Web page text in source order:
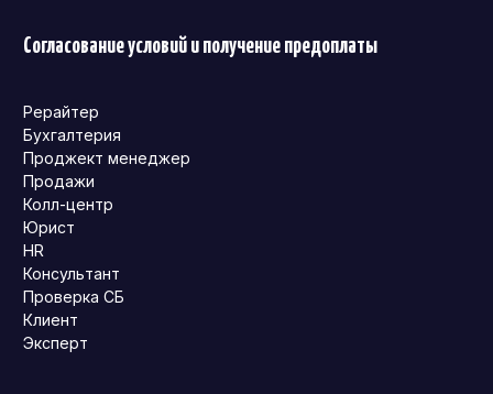
Согласование условий и получение предоплаты
Рерайтер
Бухгалтерия
Проджект менеджер
Продажи
Колл-центр
Юрист
HR
Консультант
Проверка СБ
Клиент
Эксперт